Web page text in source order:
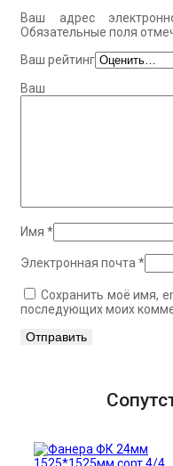
Ваш адрес
Обязательные поля
Ваш рейтинг
Ваш
Имя *
Электронная почта *
Сохранить моё имя,
последующих моих